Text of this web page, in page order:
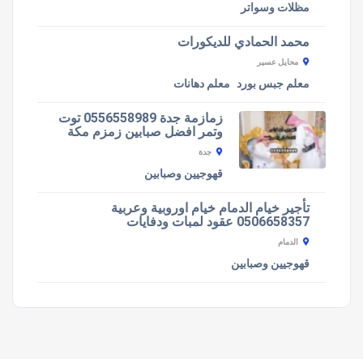
مظلات وسواتر
محمد الحمادي للديكورات
محايل عسير
معلم جبس بورد معلم دهانات
زمازمة جدة 0556558989 توت
وتمر افضل صبابين زمزم مكة
جدة
قهوجيين وصبابين
تأجير خيام الدمام خيام اوروبية وعربية
0506658357 عقود لمبات ودفايات
الدمام
قهوجيين وصبابين